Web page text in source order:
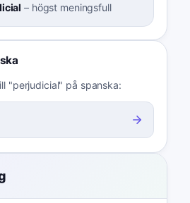
– högst meningsfull
"perjudicial" på spanska: